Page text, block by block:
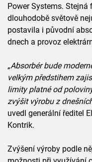
Power Systems. Stejná
dlouhodobě světově
postavila i původní
dnech a provoz
„Absorbér bude
velkým předstihem
limity platné od
zvýšit výrobu z
uvedl generální ředitel
Kontrik.
Zvýšení výroby podle